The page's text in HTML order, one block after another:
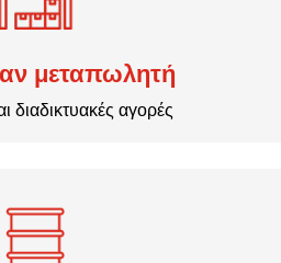
μεταπωλητή
διαδικτυακές αγορές